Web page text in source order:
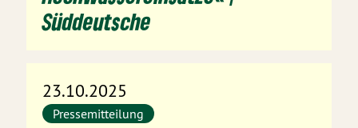
Süddeutsche
23.10.2025
Pressemitteilung